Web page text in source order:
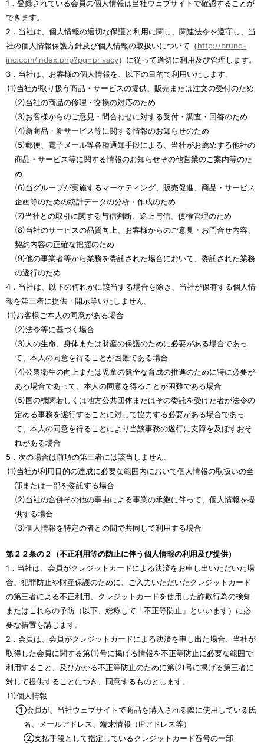
1．登録されている会員の個人情報は当社ウェブサイトで確認することが
できます。
2．当社は、個人情報の適切な保護と利用に関し、関連法令を遵守し、当
社の個人情報保護方針及び個人情報の取扱いについて（http://bruno-
inc.com/index.php?pg=privacy）に従って適切に利用及び管理します。
3．当社は、お客様の個人情報を、以下の目的で利用いたします。
(1)当社が取り扱う商品・サービスの提供、販売または注文の受付のため
(2)当社の商品の修理・交換の対応のため
(3)お客様からのご意見・問合わせに対する受付・調査・回答のため
(4)新商品・新サービス等に関する情報のお知らせのため
(5)郵便、電子メール等各種通知手段による、当社がお薦めする他社の
商品・サービス等に関する情報のお知らせその他営業のご案内等のた
め
(6)当グループが実施するマーケティング、販売促進、商品・サービス
企画等のための統計データの分析・作成のため
(7)当社との取引に関する与信判断、途上与信、債権管理のため
(8)当社のサービスの品質向上、お客様からのご意見・お問合せ内容、
契約内容の正確な把握のため
(9)他の事業者等から業務を委託された場合において、委託された業務
の遂行のため
4．当社は、以下の何れかに該当する場合を除き、当社が保有する個人情
報を第三者に提供・開示等いたしません。
(1)お客様ご本人の同意がある場合
(2)法令等に基づく場合
(3)人の生命、身体または財産の保護のために必要がある場合であっ
て、本人の同意を得ることが困難である場合
(4)公衆衛生の向上または児童の健全な育成の推進のために特に必要が
ある場合であって、本人の同意を得ることが困難である場合
(5)国の機関若しくは地方公共団体またはその委託を受けた者が法令の
定める事務を遂行することに対して協力する必要がある場合であっ
て、本人の同意を得ることにより当該事務の遂行に支障を及ぼすおそ
れがある場合
5．次の場合は前項の第三者には該当しません。
(1)当社が利用目的の達成に必要な範囲内において個人情報の取扱いの全
部または一部を委託する場合
(2)当社の合併その他の事由による事業の承継に伴って、個人情報を提
供する場合
(3)個人情報を特定の者との間で共同して利用する場合
第２２条の２（不正利用等の防止に伴う個人情報の利用及び提供）
1．当社は、会員がクレジットカードによる決済をお申し出いただいた場
合、犯罪防止や財産保護のために、ご入力いただいたクレジットカード
の第三者による不正利用、クレジットカードを使用した詐欺行為の検知
またはこれらの予防（以下、総称して「不正等防止」といいます）に必
要な措置を講じます。
2．会員は、会員がクレジットカードによる決済を申し出た場合、当社が
取得した会員に関する第(1)号に掲げる情報を不正等防止に必要な範囲で
利用すること、及びかかる不正等防止のために第(2)号に掲げる第三者に
対して提供することにつき、同意するものとします。
(1)個人情報
①会員が、当社ウェブサイトで商品を購入される際に使用している氏
名、メールアドレス、端末情報（IPアドレス等）
②支払手段として指定しているクレジットカード番号の一部